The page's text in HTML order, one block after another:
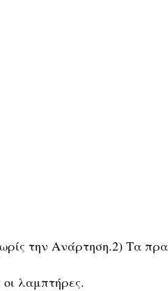
την Ανάρτηση.2) Τα
λαμπτήρες.